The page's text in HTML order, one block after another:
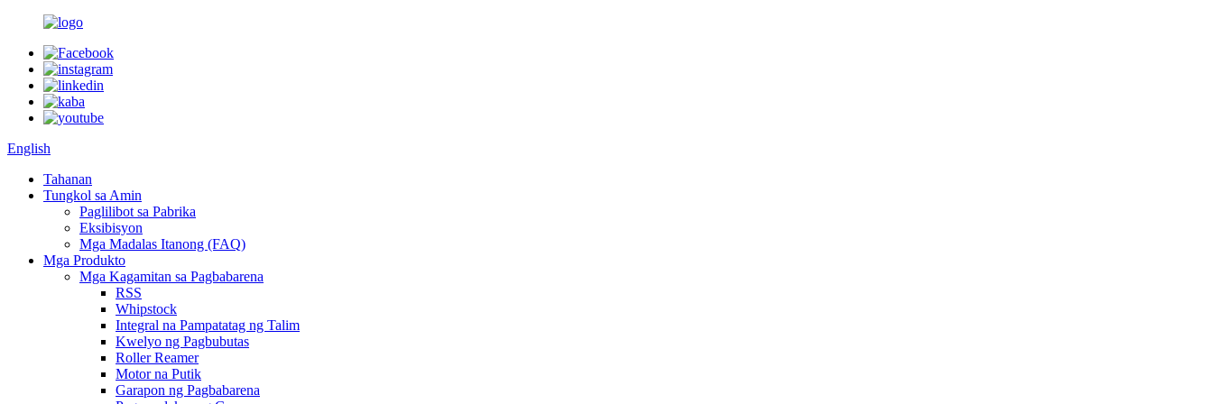
English
Tahanan
Tungkol sa Amin
Paglilibot sa Pabrika
Eksibisyon
Mga Madalas Itanong (FAQ)
Mga Produkto
Mga Kagamitan sa Pagbabarena
RSS
Whipstock
Integral na Pampatatag ng Talim
Kwelyo ng Pagbubutas
Roller Reamer
Motor na Putik
Garapon ng Pagbabarena